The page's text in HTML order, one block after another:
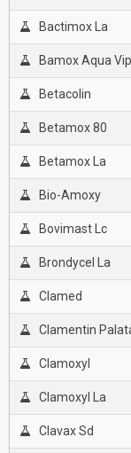
Bactimox La
Bamox Aqua Vip
Betacolin
Betamox 80
Betamox La
Bio-Amoxy
Bovimast Lc
Brondycel La
Clamed
Clamentin
Clamoxyl
Clamoxyl La
Clavax Sd